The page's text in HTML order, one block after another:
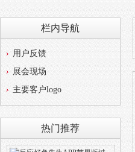
栏内导航
用户反馈
展会现场
主要客户logo
热门推荐